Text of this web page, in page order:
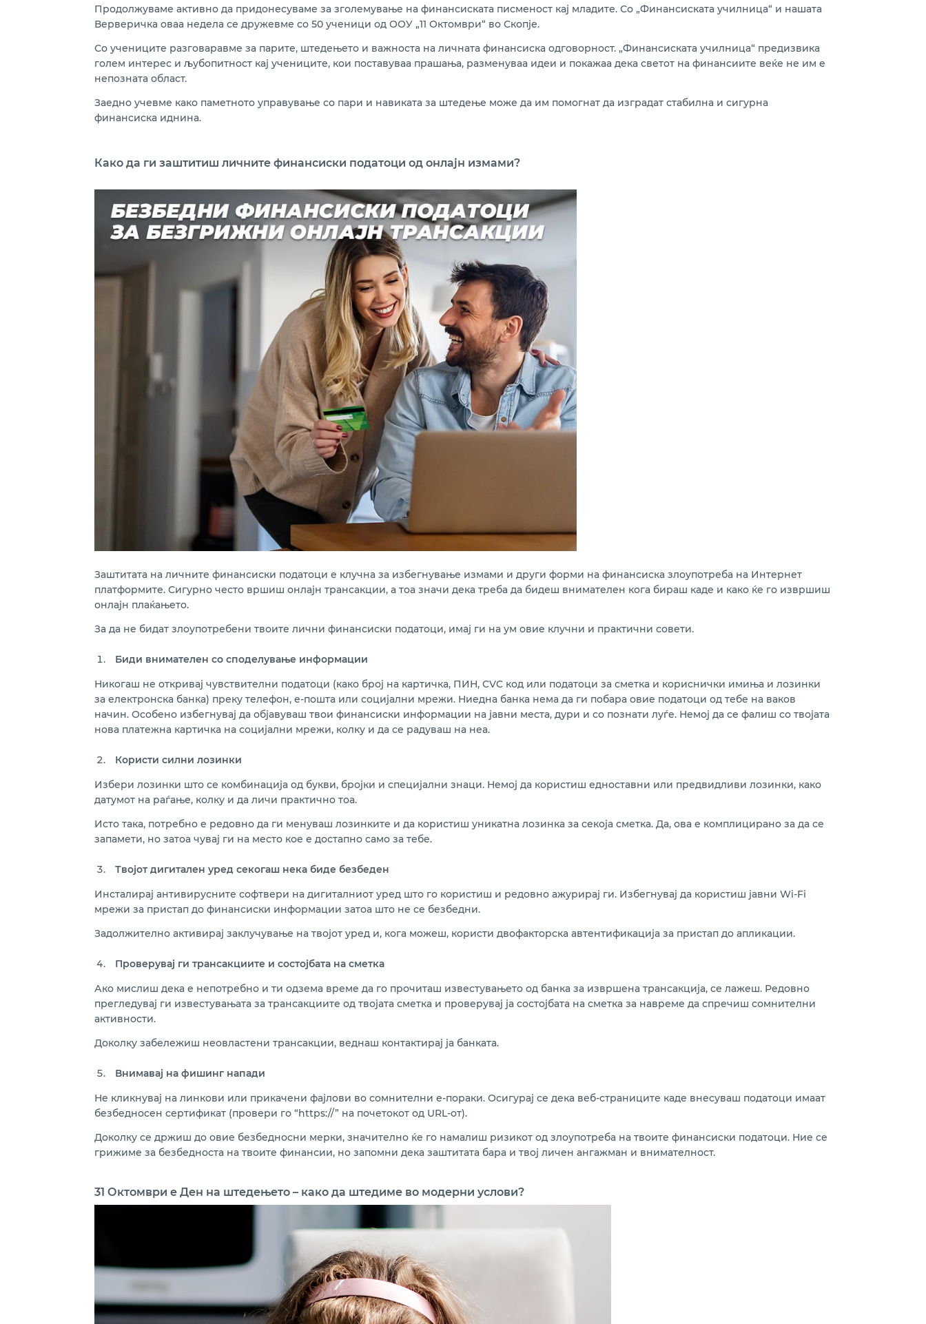
Продолжуваме активно да придонесуваме за зголемување на финансиската писменост кај младите. Со „Финансиската училница“ и нашата
Верверичка оваа недела се дружевме со 50 ученици од ООУ „11 Октомври“ во Скопје.
Со учениците разговаравме за парите, штедењето и важноста на личната финансиска одговорност. „Финансиската училница“ предизвика
голем интерес и љубопитност кај учениците, кои поставуваа прашања, разменуваа идеи и покажаа дека светот на финансиите веќе не им е
непозната област.
Заедно учевме како паметното управување со пари и навиката за штедење може да им помогнат да изградат стабилна и сигурна
финансиска иднина.
Како да ги заштитиш личните финансиски податоци од онлајн измами?
Заштитата на личните финансиски податоци е клучна за избегнување измами и други форми на финансиска злоупотреба на Интернет
платформите. Сигурно често вршиш онлајн трансакции, а тоа значи дека треба да бидеш внимателен кога бираш каде и како ќе го извршиш
онлајн плаќањето.
За да не бидат злоупотребени твоите лични финансиски податоци, имај ги на ум овие клучни и практични совети.
Биди внимателен со споделување информации
Никогаш не откривај чувствителни податоци (како број на картичка, ПИН, CVC код или податоци за сметка и кориснички имиња и лозинки
за електронска банка) преку телефон, е-пошта или социјални мрежи. Ниедна банка нема да ги побара овие податоци од тебе на ваков
начин. Особено избегнувај да објавуваш твои финансиски информации на јавни места, дури и со познати луѓе. Немој да се фалиш со твојата
нова платежна картичка на социјални мрежи, колку и да се радуваш на неа.
Користи силни лозинки
Избери лозинки што се комбинација од букви, бројки и специјални знаци. Немој да користиш едноставни или предвидливи лозинки, како
датумот на раѓање, колку и да личи практично тоа.
Исто така, потребно е редовно да ги менуваш лозинките и да користиш уникатна лозинка за секоја сметка. Да, ова е комплицирано за да се
запамети, но затоа чувај ги на место кое е достапно само за тебе.
Твојот дигитален уред секогаш нека биде безбеден
Инсталирај антивирусните софтвери на дигиталниот уред што го користиш и редовно ажурирај ги. Избегнувај да користиш јавни Wi-Fi
мрежи за пристап до финансиски информации затоа што не се безбедни.
Задолжително активирај заклучување на твојот уред и, кога можеш, користи двофакторска автентификација за пристап до апликации.
Проверувај ги трансакциите и состојбата на сметка
Ако мислиш дека е непотребно и ти одзема време да го прочиташ известувањето од банка за извршена трансакција, се лажеш. Редовно
прегледувај ги известувањата за трансакциите од твојата сметка и проверувај ја состојбата на сметка за навреме да спречиш сомнителни
активности.
Доколку забележиш неовластени трансакции, веднаш контактирај ја банката.
Внимавај на фишинг напади
Не кликнувај на линкови или прикачени фајлови во сомнителни е-пораки. Осигурај се дека веб-страниците каде внесуваш податоци имаат
безбедносен сертификат (провери го “https://” на почетокот од URL-от).
Доколку се држиш до овие безбедносни мерки, значително ќе го намалиш ризикот од злоупотреба на твоите финансиски податоци. Ние се
грижиме за безбедноста на твоите финансии, но запомни дека заштитата бара и твој личен ангажман и внимателност.
31 Октомври е Ден на штедењето – како да штедиме во модерни услови?